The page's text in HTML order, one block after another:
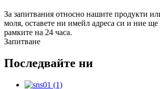
За запитвания относно нашите продукти
моля, оставете ни имейл адреса си и ние ще
рамките на 24 часа.
Запитване
Последвайте ни